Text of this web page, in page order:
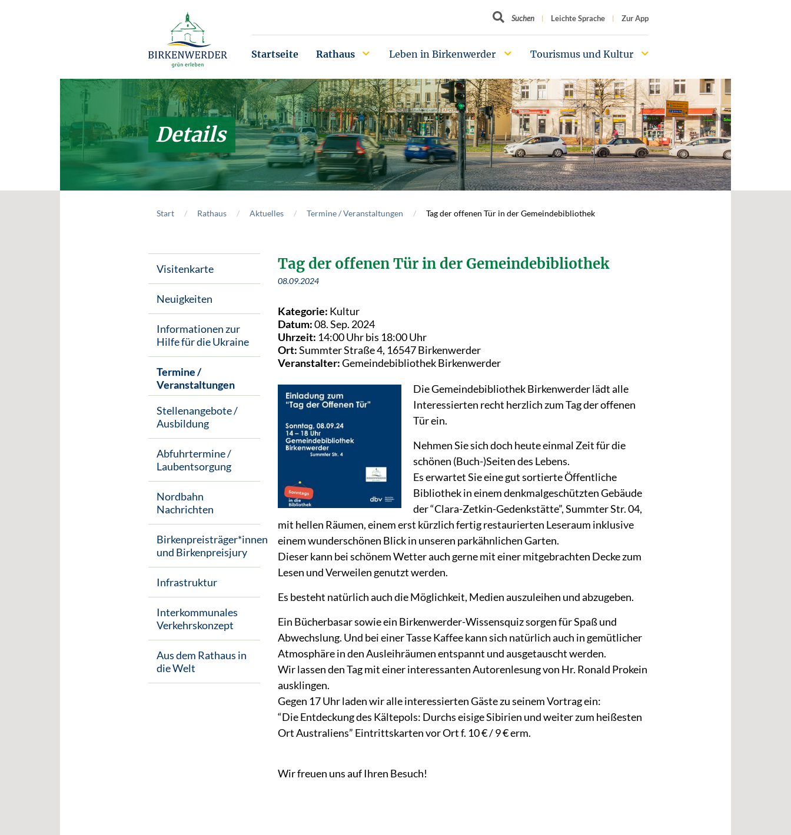
Suchbegriff
Suchen Leichte Sprache Zur App
Startseite Rathaus Leben in Birkenwerder Tourismus und Kultur
Details
Start Rathaus Aktuelles Termine / Veranstaltungen Tag der offenen Tür in der Gemeindebibliothek
Visitenkarte
Neuigkeiten
Informationen zur
Hilfe für die Ukraine
Termine /
Veranstaltungen
Stellenangebote /
Ausbildung
Abfuhrtermine /
Laubentsorgung
Nordbahn
Nachrichten
Birkenpreisträger*innen
und Birkenpreisjury
Infrastruktur
Interkommunales
Verkehrskonzept
Aus dem Rathaus in
die Welt
Tag der offenen Tür in der Gemeindebibliothek
08.09.2024
Kategorie: Kultur
Datum:08. Sep. 2024
Uhrzeit: 14:00 Uhr bis 18:00 Uhr
Ort:Summter Straße 4, 16547 Birkenwerder
Veranstalter:Gemeindebibliothek Birkenwerder
Die Gemeindebibliothek Birkenwerder lädt alle
Interessierten recht herzlich zum Tag der offenen
Tür ein.
Nehmen Sie sich doch heute einmal Zeit für die
schönen (Buch-)Seiten des Lebens.
Es erwartet Sie eine gut sortierte Öffentliche
Bibliothek in einem denkmalgeschützten Gebäude
der “Clara-Zetkin-Gedenkstätte”, Summter Str. 04,
mit hellen Räumen, einem erst kürzlich fertig restaurierten Leseraum inklusive
einem wunderschönen Blick in unseren parkähnlichen Garten.
Dieser kann bei schönem Wetter auch gerne mit einer mitgebrachten Decke zum
Lesen und Verweilen genutzt werden.
Es besteht natürlich auch die Möglichkeit, Medien auszuleihen und abzugeben.
Ein Bücherbasar sowie ein Birkenwerder-Wissensquiz sorgen für Spaß und
Abwechslung. Und bei einer Tasse Kaffee kann sich natürlich auch in gemütlicher
Atmosphäre in den Ausleihräumen entspannt und ausgetauscht werden.
Wir lassen den Tag mit einer interessanten Autorenlesung von Hr. Ronald Prokein
ausklingen.
Gegen 17 Uhr laden wir alle interessierten Gäste zu seinem Vortrag ein:
“Die Entdeckung des Kältepols: Durchs eisige Sibirien und weiter zum heißesten
Ort Australiens” Eintrittskarten vor Ort f. 10 € / 9 € erm.
Wir freuen uns auf Ihren Besuch!